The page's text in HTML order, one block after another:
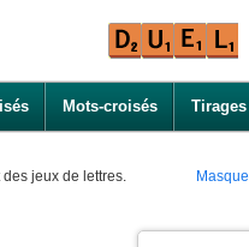
Mots-croisés Tirages
jeux de lettres.